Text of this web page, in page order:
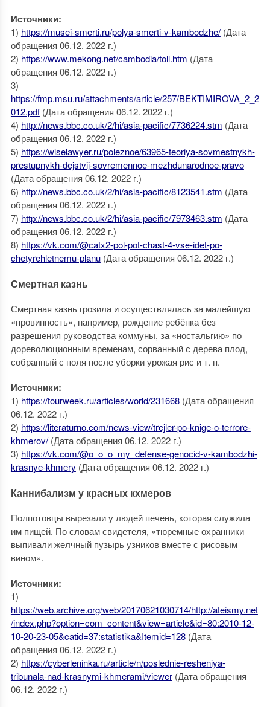
Источники:
1) https://musei-smerti.ru/polya-smerti-v-kambodzhe/(Дата
обращения 06.12. 2022 г.)
2) https://www.mekong.net/cambodia/toll.htm (Дата
обращения 06.12. 2022 г.)
3)
https://fmp.msu.ru/attachments/article/257/BEKTIMIROVA_2_2
012.pdf(Дата обращения 06.12. 2022 г.)
4) http://news.bbc.co.uk/2/hi/asia-pacific/7736224.stm (Дата
обращения 06.12. 2022 г.)
5) https://wiselawyer.ru/poleznoe/63965-teoriya-sovmestnykh-
prestupnykh-dejstvij-sovremennoe-mezhdunarodnoe-pravo
(Дата обращения 06.12. 2022 г.)
6) http://news.bbc.co.uk/2/hi/asia-pacific/8123541.stm (Дата
обращения 06.12. 2022 г.)
7) http://news.bbc.co.uk/2/hi/asia-pacific/7973463.stm (Дата
обращения 06.12. 2022 г.)
8) https://vk.com/@catx2-pol-pot-chast-4-vse-idet-po-
chetyrehletnemu-planu(Дата обращения 06.12. 2022 г.)
Смертная казнь
Смертная казнь грозила и осуществлялась за малейшую
«провинность», например, рождение ребёнка без
разрешения руководства коммуны, за «ностальгию» по
дореволюционным временам, сорванный с дерева плод,
собранный с поля после уборки урожая рис и т. п.
Источники:
1) https://tourweek.ru/articles/world/231668(Дата обращения
06.12. 2022 г.)
2) https://literaturno.com/news-view/trejler-po-knige-o-terrore-
khmerov/(Дата обращения 06.12. 2022 г.)
3) https://vk.com/@o_o_o_my_defense-genocid-v-kambodzhi-
krasnye-khmery (Дата обращения 06.12. 2022 г.)
Каннибализм у красных кхмеров
Полпотовцы вырезали у людей печень, которая служила
им пищей. По словам свидетеля, «тюремные охранники
выпивали желчный пузырь узников вместе с рисовым
вином».
Источники:
1)
https://web.archive.org/web/20170621030714/http://ateismy.net
/index.php?option=com_content&view=article&id=80:2010-12-
10-20-23-05&catid=37:statistika&Itemid=128(Дата
обращения 06.12. 2022 г.)
2) https://cyberleninka.ru/article/n/poslednie-resheniya-
tribunala-nad-krasnymi-khmerami/viewer(Дата обращения
06.12. 2022 г.)